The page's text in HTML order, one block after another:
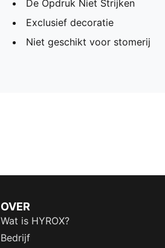
De Opdruk Niet Strijken
Exclusief decoratie
Niet geschikt voor stomerij
OVER
Wat is HYROX?
Bedrijf